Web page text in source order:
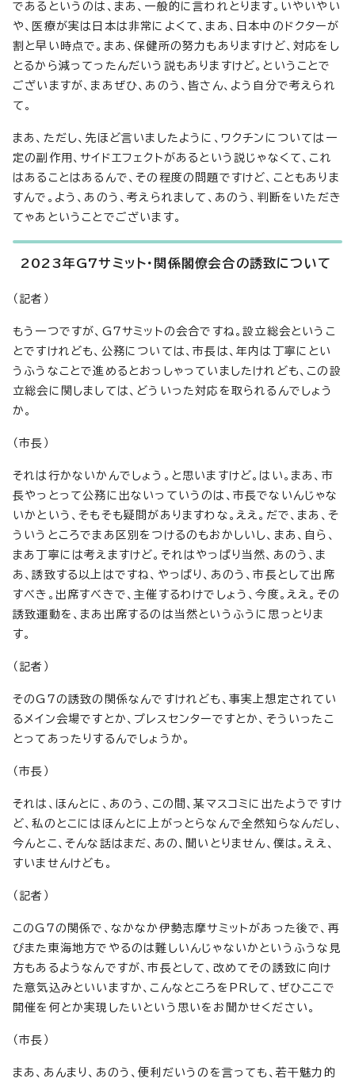
であるというのは、まあ、一般的に言われとります。いやいやい
や、医療が実は日本は非常によくて、まあ、日本中のドクターが
割と早い時点で。まあ、保健所の努力もありますけど、対応をし
とるから減ってったんだいう説もありますけど。ということで
ございますが、まあぜひ、あのう、皆さん、よう自分で考えられ
て。
まあ、ただし、先ほど言いましたように、ワクチンについては一
定の副作用、サイドエフェクトがあるという説じゃなくて、これ
はあることはあるんで、その程度の問題ですけど、こともありま
すんで。よう、あのう、考えられまして、あのう、判断をいただき
てゃあということでございます。
2023年G7サミット・関係閣僚会合の誘致について
（記者）
もう一つですが、G7サミットの会合ですね。設立総会というこ
とですけれども、公務については、市長は、年内は丁寧にとい
うふうなことで進めるとおっしゃっていましたけれども、この設
立総会に関しましては、どういった対応を取られるんでしょう
か。
（市長）
それは行かないかんでしょう。と思いますけど。はい。まあ、市
長やっとって公務に出ないっていうのは、市長でないんじゃな
いかという、そもそも疑問がありますわな。ええ。だで、まあ、そ
ういうところでまあ区別をつけるのもおかしいし、まあ、自ら、
まあ丁寧には考えますけど。それはやっぱり当然、あのう、ま
あ、誘致する以上はですね、やっぱり、あのう、市長として出席
すべき。出席すべきで、主催するわけでしょう、今度。ええ。その
誘致運動を、まあ出席するのは当然というふうに思っとりま
す。
（記者）
そのG7の誘致の関係なんですけれども、事実上想定されてい
るメイン会場ですとか、プレスセンターですとか、そういったこ
とってあったりするんでしょうか。
（市長）
それは、ほんとに、あのう、この間、某マスコミに出たようですけ
ど、私のとこにはほんとに上がっとらなんで全然知らなんだし、
今んとこ、そんな話はまだ、あの、聞いとりません、僕は。ええ、
すいませんけども。
（記者）
このG7の関係で、なかなか伊勢志摩サミットがあった後で、再
びまた東海地方でやるのは難しいんじゃないかというふうな見
方もあるようなんですが、市長として、改めてその誘致に向け
た意気込みといいますか、こんなところをPRして、ぜひここで
開催を何とか実現したいという思いをお聞かせください。
（市長）
まあ、あんまり、あのう、便利だいうのを言っても、若干魅力的